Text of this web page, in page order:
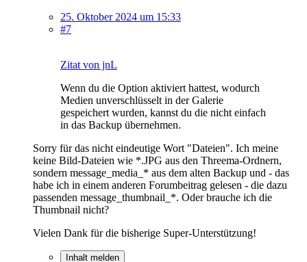
25. Oktober 2024 um 15:33
#7
Zitat von jnL
Wenn du die Option aktiviert hattest, wodurch
Medien unverschlüsselt in der Galerie
gespeichert wurden, kannst du die nicht einfach
in das Backup übernehmen.
Sorry für das nicht eindeutige Wort "Dateien". Ich meine
keine Bild-Dateien wie *.JPG aus den Threema-Ordnern,
sondern message_media_* aus dem alten Backup und - das
habe ich in einem anderen Forumbeitrag gelesen - die dazu
passenden message_thumbnail_*. Oder brauche ich die
Thumbnail nicht?
Vielen Dank für die bisherige Super-Unterstützung!
Inhalt melden